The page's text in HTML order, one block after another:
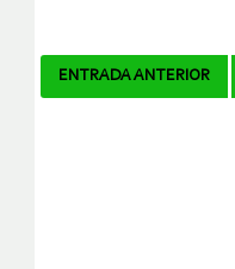
Navegador
ENTRADA ANTERIOR